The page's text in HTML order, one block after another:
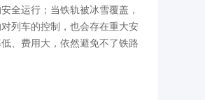
全运行；当铁轨被冰雪覆盖，
列车的控制，也会存在重大安
、费用大，依然避免不了铁路